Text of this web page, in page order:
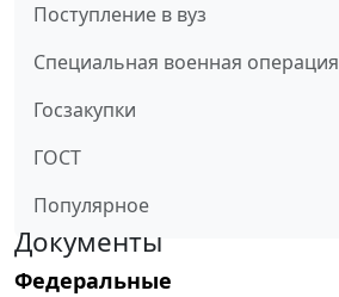
Поступление в вуз
Специальная военная операция
Госзакупки
ГОСТ
Популярное
Документы
Федеральные